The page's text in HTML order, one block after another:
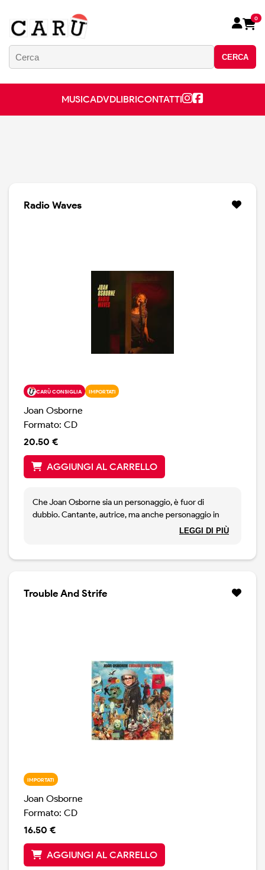
CERCA
0
MUSICADVDLIBRICONTATTI
Radio Waves
CARÙ CONSIGLIA IMPORTATI
Joan Osborne
Formato: CD
20.50 €
AGGIUNGI AL CARRELLO
Che Joan Osborne sia un personaggio, è fuor di
dubbio. Cantante, autrice, ma anche personaggio in
grado di inventarsi cose che gli altri non fanno, come
repertorio, come One of Us o Sant Teresa, o da quello
LEGGI DI PIÙ
Trouble And Strife
IMPORTATI
Joan Osborne
Formato: CD
16.50 €
AGGIUNGI AL CARRELLO